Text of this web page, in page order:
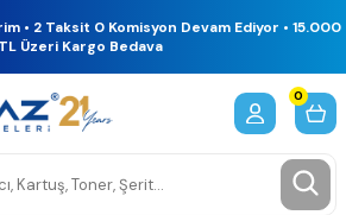
• 2 Taksit 0 Komisyon Devam Ediyor • 15.000
TL Üzeri Kargo Bedava
0